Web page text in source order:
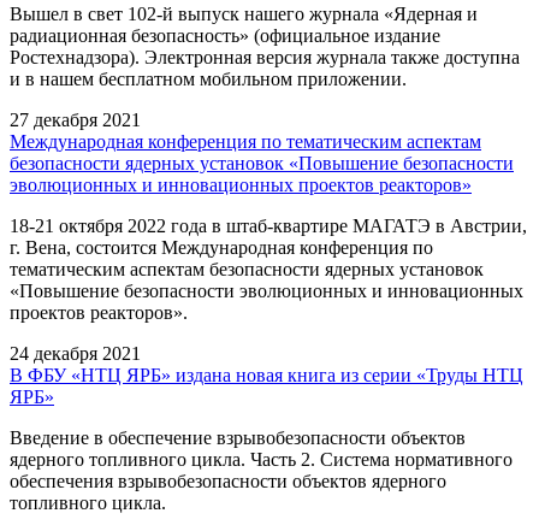
Вышел в свет 102-й выпуск нашего журнала «Ядерная и
радиационная безопасность» (официальное издание
Ростехнадзора). Электронная версия журнала также доступна
и в нашем бесплатном мобильном приложении.
27 декабря 2021
Международная конференция по тематическим аспектам
безопасности ядерных установок «Повышение безопасности
эволюционных и инновационных проектов реакторов»
18-21 октября 2022 года в штаб-квартире МАГАТЭ в Австрии,
г. Вена, состоится Международная конференция по
тематическим аспектам безопасности ядерных установок
«Повышение безопасности эволюционных и инновационных
проектов реакторов».
24 декабря 2021
В ФБУ «НТЦ ЯРБ» издана новая книга из серии «Труды НТЦ
ЯРБ»
Введение в обеспечение взрывобезопасности объектов
ядерного топливного цикла. Часть 2. Система нормативного
обеспечения взрывобезопасности объектов ядерного
топливного цикла.